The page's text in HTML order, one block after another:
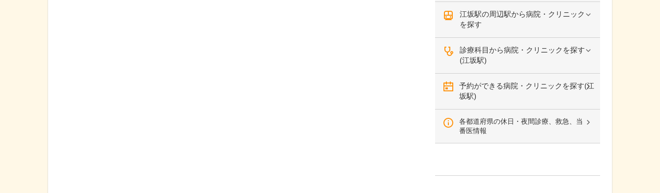
江坂駅の周辺駅から病院・クリニック
を探す
診療科目から病院・クリニックを探す
(江坂駅)
予約ができる病院・クリニックを探す(江
坂駅)
各都道府県の休日・夜間診療、救急、当
番医情報